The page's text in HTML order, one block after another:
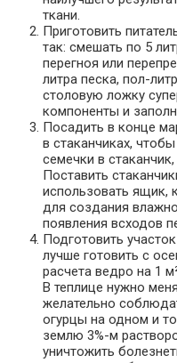
ткани.
Приготовить
так: смешать по 5
перегноя или
литра песка, пол-
столовую ложку
компоненты и
Посадить в конце
в стаканчиках,
семечки в
Поставить
использовать ящик,
для создания
появления всходов
Подготовить
лучше готовить с
расчета ведро на 1
В теплице нужно
желательно
огурцы на одном и
землю 3%-м
уничтожить